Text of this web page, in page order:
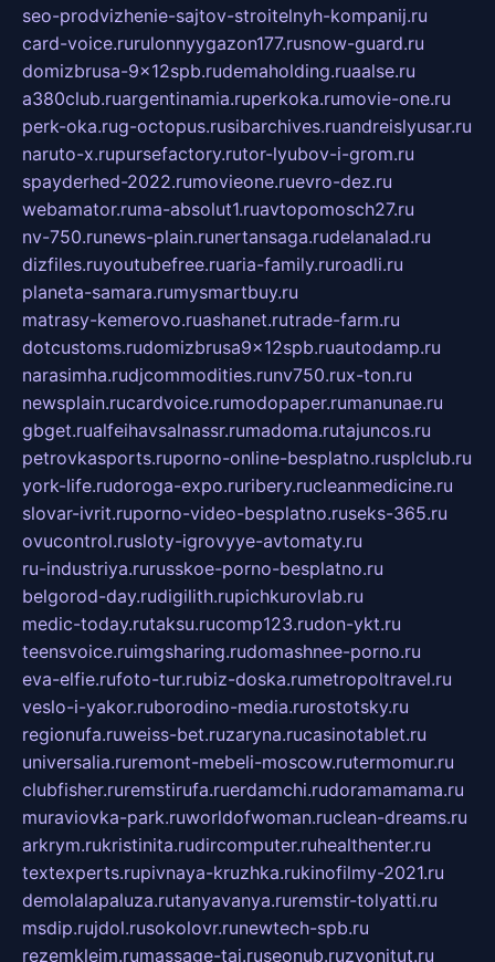
seo-prodvizhenie-sajtov-stroitelnyh-kompanij.ru
card-voice.rurulonnyygazon177.rusnow-guard.ru
domizbrusa-9x12spb.rudemaholding.ruaalse.ru
a380club.ruargentinamia.ruperkoka.rumovie-one.ru
perk-oka.rug-octopus.rusibarchives.ruandreislyusar.ru
naruto-x.rupursefactory.rutor-lyubov-i-grom.ru
spayderhed-2022.rumovieone.ruevro-dez.ru
webamator.ruma-absolut1.ruavtopomosch27.ru
nv-750.runews-plain.runertansaga.rudelanalad.ru
dizfiles.ruyoutubefree.ruaria-family.ruroadli.ru
planeta-samara.rumysmartbuy.ru
matrasy-kemerovo.ruashanet.rutrade-farm.ru
dotcustoms.rudomizbrusa9x12spb.ruautodamp.ru
narasimha.rudjcommodities.runv750.rux-ton.ru
newsplain.rucardvoice.rumodopaper.rumanunae.ru
gbget.rualfeihavsalnassr.rumadoma.rutajuncos.ru
petrovkasports.ruporno-online-besplatno.rusplclub.ru
york-life.rudoroga-expo.ruribery.rucleanmedicine.ru
slovar-ivrit.ruporno-video-besplatno.ruseks-365.ru
ovucontrol.rusloty-igrovyye-avtomaty.ru
ru-industriya.rurusskoe-porno-besplatno.ru
belgorod-day.rudigilith.rupichkurovlab.ru
medic-today.rutaksu.rucomp123.rudon-ykt.ru
teensvoice.ruimgsharing.rudomashnee-porno.ru
eva-elfie.rufoto-tur.rubiz-doska.rumetropoltravel.ru
veslo-i-yakor.ruborodino-media.rurostotsky.ru
regionufa.ruweiss-bet.ruzaryna.rucasinotablet.ru
universalia.ruremont-mebeli-moscow.rutermomur.ru
clubfisher.ruremstirufa.ruerdamchi.rudoramamama.ru
muraviovka-park.ruworldofwoman.ruclean-dreams.ru
arkrym.rukristinita.rudircomputer.ruhealthenter.ru
textexperts.rupivnaya-kruzhka.rukinofilmy-2021.ru
demolalapaluza.rutanyavanya.ruremstir-tolyatti.ru
msdip.rujdol.rusokolovr.runewtech-spb.ru
rezemkleim.rumassage-tai.ruseonub.ruzvonitut.ru